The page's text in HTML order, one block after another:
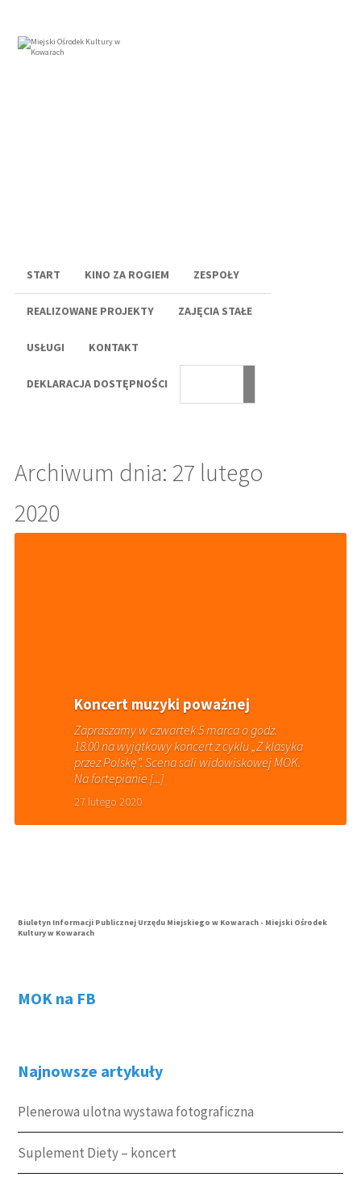
START KINO ZA ROGIEM ZESPOŁY
REALIZOWANE PROJEKTY ZAJĘCIA STAŁE
USŁUGI KONTAKT
DEKLARACJA DOSTĘPNOŚCI
Archiwum dnia: 27 lutego
2020
Koncert muzyki poważnej
Zapraszamy w czwartek 5 marca o godz.
18.00 na wyjątkowy koncert z cyklu „Z klasyka
przez Polskę”. Scena sali widowiskowej MOK.
Na fortepianie [...]
27 lutego 2020
Biuletyn Informacji Publicznej Urzędu Miejskiego w Kowarach - Miejski Ośrodek
Kultury w Kowarach
MOK na FB
Najnowsze artykuły
Plenerowa ulotna wystawa fotograficzna
Suplement Diety – koncert